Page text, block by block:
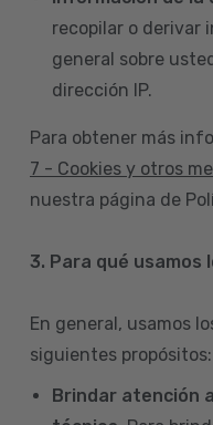
recopilar o derivar
general sobre
dirección IP.
Para obtener más
7 - Cookies y otros
nuestra página de
3. Para qué usamos
En general, usamos
siguientes propósitos:
Brindar atención